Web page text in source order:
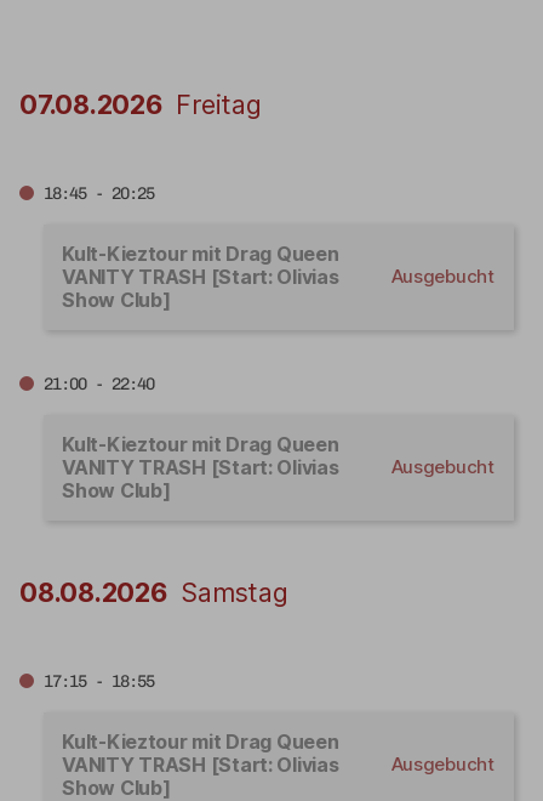
07.08.2026 Freitag
18:45 - 20:25
Kult-Kieztour mit Drag Queen
VANITY TRASH [Start: Olivias
Show Club]
Ausgebucht
21:00 - 22:40
Kult-Kieztour mit Drag Queen
VANITY TRASH [Start: Olivias
Show Club]
Ausgebucht
08.08.2026 Samstag
17:15 - 18:55
Kult-Kieztour mit Drag Queen
VANITY TRASH [Start: Olivias
Show Club]
Ausgebucht